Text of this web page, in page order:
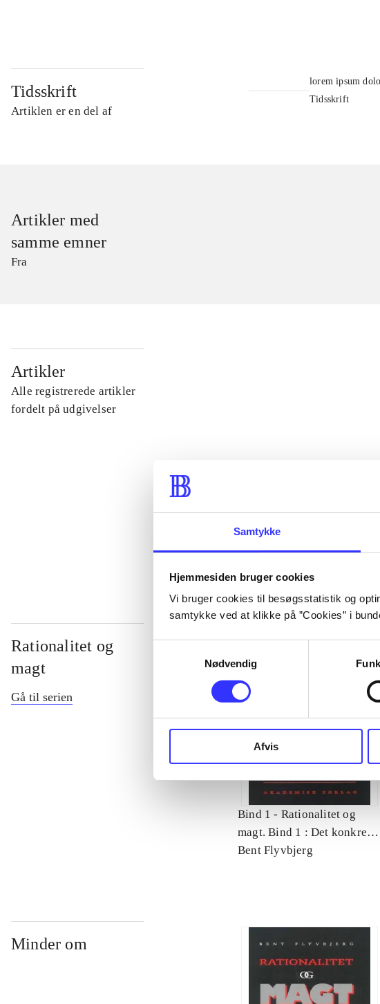
Samtykke
Hjemmesiden bruger cookies
Vi bruger cookies til besøgsstatistik og
samtykke ved at klikke på ”Cookies” i
Nødvendig
Afvis
Tidsskrift
Artiklen er en del af
lorem ipsum
Tidsskrift
Artikler med
samme emner
Fra
Artikler
Alle registrerede artikler
fordelt på udgivelser
Rationalitet og
magt
Gå til serien
Bind 1 - Rationalitet og
magt. Bind 1 : Det konkretes
videnskab
Bent Flyvbjerg
Minder om